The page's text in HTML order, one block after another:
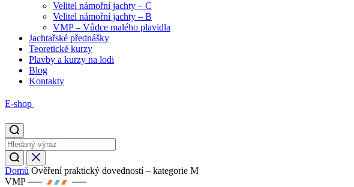
Velitel námořní jachty – C
Velitel námořní jachty – B
VMP – Vůdce malého plavidla
Jachtařské přednášky
Teoretické kurzy
Plavby a kurzy na lodi
Blog
Kontakty
E-shop
Domů Ověření praktický dovedností – kategorie M
VMP